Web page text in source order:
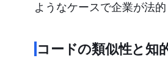
ようなケースで企業が法
コードの類似性と知